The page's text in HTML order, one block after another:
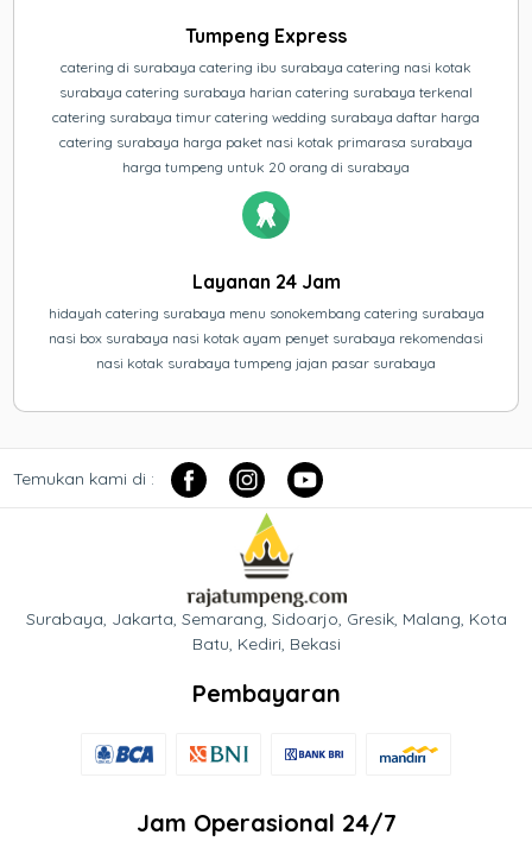
Tumpeng Express
catering di surabaya catering ibu surabaya catering nasi kotak
surabaya catering surabaya harian catering surabaya terkenal
catering surabaya timur catering wedding surabaya daftar harga
catering surabaya harga paket nasi kotak primarasa surabaya
harga tumpeng untuk 20 orang di surabaya
Layanan 24 Jam
hidayah catering surabaya menu sonokembang catering surabaya
nasi box surabaya nasi kotak ayam penyet surabaya rekomendasi
nasi kotak surabaya tumpeng jajan pasar surabaya
Temukan kami di :
Surabaya, Jakarta, Semarang, Sidoarjo, Gresik, Malang, Kota
Batu, Kediri, Bekasi
Pembayaran
Jam Operasional 24/7